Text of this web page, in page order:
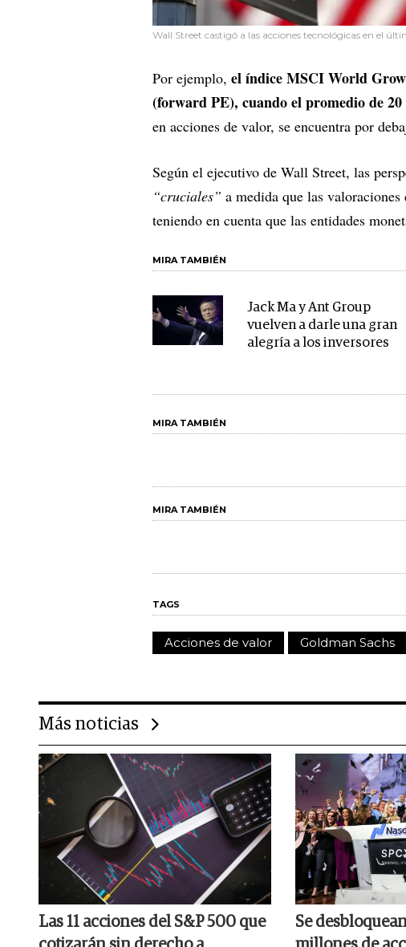
Wall Street castigó a las acciones tecnológicas en el
Por ejemplo, el índice MSCI World
(forward PE), cuando el promedio de 20
en acciones de valor, se encuentra por
Según el ejecutivo de Wall Street, las
“cruciales” a medida que las
teniendo en cuenta que las entidades
MIRA TAMBIÉN
Jack Ma y Ant Group
vuelven a darle una gran
alegría a los inversores
MIRA TAMBIÉN
MIRA TAMBIÉN
TAGS
Acciones de valor Goldman Sachs
Más noticias
Las 11 acciones del S&P 500 que
Se